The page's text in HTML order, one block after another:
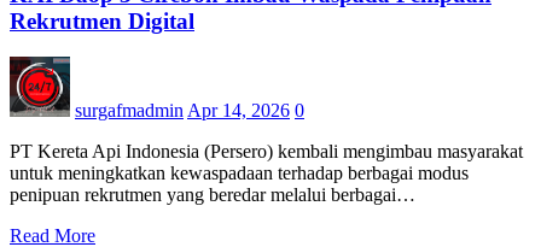
Rekrutmen Digital
surgafmadmin Apr 14, 2026 0
PT Kereta Api Indonesia (Persero) kembali mengimbau masyarakat
untuk meningkatkan kewaspadaan terhadap berbagai modus
penipuan rekrutmen yang beredar melalui berbagai…
Read More